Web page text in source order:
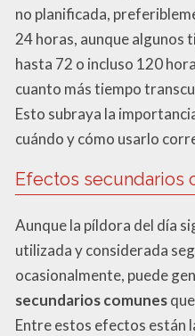
no planificada,
24 horas, aunque algunos
hasta 72 o incluso 120
cuanto más tiempo
Esto subraya la
cuándo y cómo usarlo
Efectos secundarios
Aunque la píldora del día
utilizada y considerada
ocasionalmente, puede
secundarios comunes
Entre estos efectos están